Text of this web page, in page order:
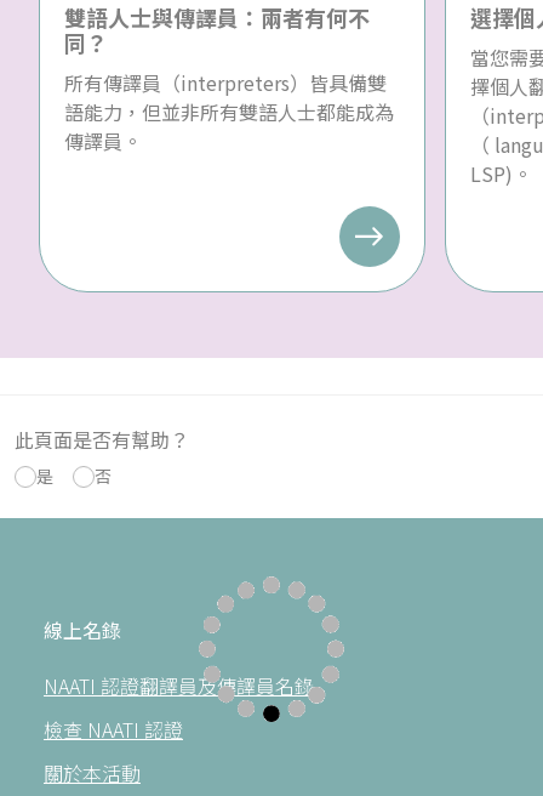
雙語人士與傳譯員：兩者有何不
同？
所有傳譯員（interpreters）皆具備雙
語能力，但並非所有雙語人士都能成為
傳譯員。
選擇個
當您需
擇個人
（
（
LSP)。
此頁面是否有幫助？
是 否
線上名錄
NAATI 認證翻譯員及傳譯員名錄
檢查 NAATI 認證
關於本活動